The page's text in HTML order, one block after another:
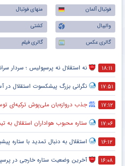
فوتبال آلمان
منهای فوتبال
والیبال
کشتی
گالری عکس
گالری فیلم
۱۸:۱۱ نه استقلال نه پرسپولیس ؛ سردار
۱۷:۵۱ نگرانی بزرگ پیشکسوت استقلال در
۱۷:۱۲ جذب دروازه‌بان ملی‌پوش ترکیه‌ای
۱۷:۰۶ ستاره محبوب هواداران استقلال به
۱۶:۱۲ استقلال به دنبال تمدید با ستاره
۱۶:۰۸ آخرین وضعیت ستاره خارجی در